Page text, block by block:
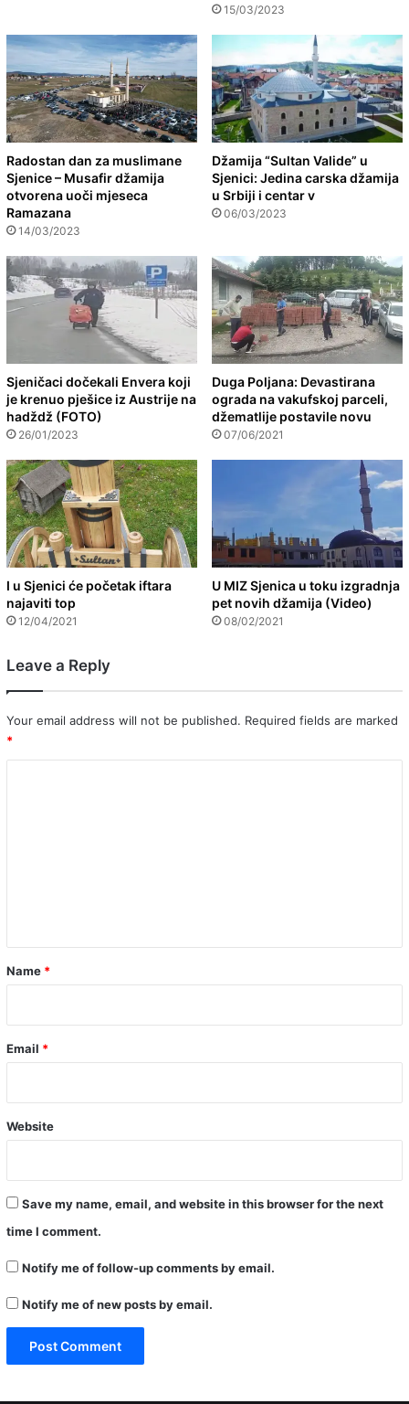
15/03/2023
Radostan dan za muslimane
Sjenice – Musafir džamija
otvorena uoči mjeseca
Ramazana
14/03/2023
Džamija “Sultan Valide” u
Sjenici: Jedina carska džamija
u Srbiji i centar v
06/03/2023
Sjeničaci dočekali Envera koji
je krenuo pješice iz Austrije na
hadždž (FOTO)
26/01/2023
Duga Poljana: Devastirana
ograda na vakufskoj parceli,
džematlije postavile novu
07/06/2021
I u Sjenici će početak iftara
najaviti top
12/04/2021
U MIZ Sjenica u toku izgradnja
pet novih džamija (Video)
08/02/2021
Leave a Reply
Your email address will not be published. Required fields are marked
*
*
Name *
Email *
Website
Save my name, email, and website in this browser for the next
time I comment.
Notify me of follow-up comments by email.
Notify me of new posts by email.